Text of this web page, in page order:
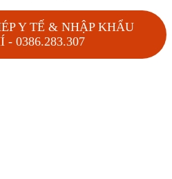
Y TẾ & NHẬP KHẨU
- 0386.283.307